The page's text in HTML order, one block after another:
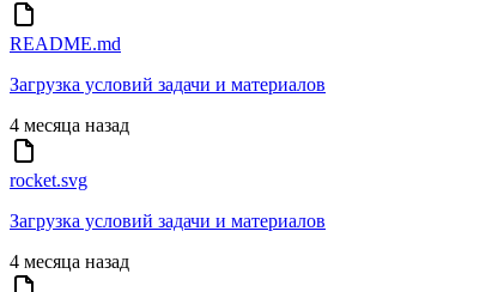
README.md
Загрузка условий задачи и материалов
4 месяца назад
rocket.svg
Загрузка условий задачи и материалов
4 месяца назад